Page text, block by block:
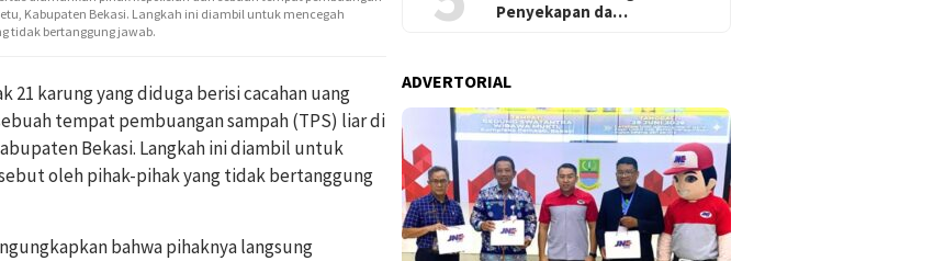
Kabupaten Bekasi. Langkah ini diambil untuk mencegah
tidak bertanggung jawab.
21 karung yang diduga berisi cacahan uang
tempat pembuangan sampah (TPS) liar di
Bekasi. Langkah ini diambil untuk
oleh pihak-pihak yang tidak bertanggung
bahwa pihaknya langsung
Penyekapan da…
ADVERTORIAL